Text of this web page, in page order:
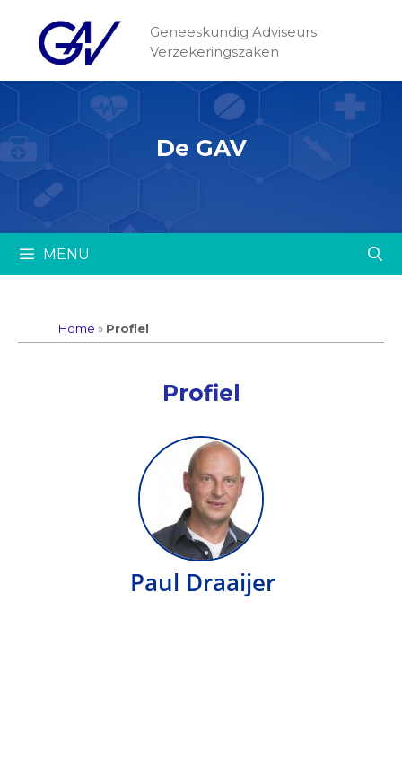
Geneeskundig Adviseurs
Verzekeringszaken
De GAV
MENU
Home » Profiel
Profiel
Paul Draaijer